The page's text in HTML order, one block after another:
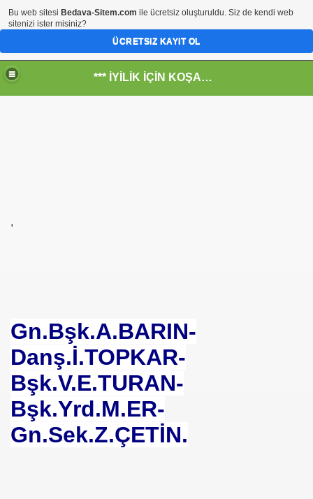
*** İYİLİK İÇİN KOŞANLARIN YERİ***
,
Gn.Bşk.A.BARIN-
Danş.İ.TOPKAR-
Bşk.V.E.TURAN-
Bşk.Yrd.M.ER-
Gn.Sek.Z.ÇETİN.
TOPKAR
Birbirine Düşürme Oyunu
Vekilimize
Bu web sitesi Bedava-Sitem.com ile ücretsiz oluşturuldu. Siz de kendi web
sitenizi ister misiniz?
ÜCRETSIZ KAYIT OL